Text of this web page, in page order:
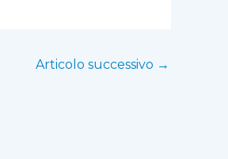
Articolo successivo →